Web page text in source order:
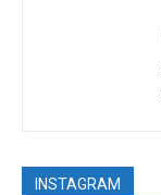
INSTAGRAM